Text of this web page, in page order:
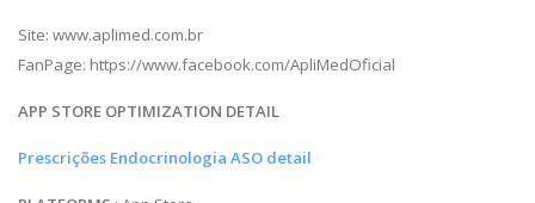
Site: www.aplimed.com.br
FanPage: https://www.facebook.com/ApliMedOficial
APP STORE OPTIMIZATION DETAIL
Prescrições Endocrinologia ASO detail